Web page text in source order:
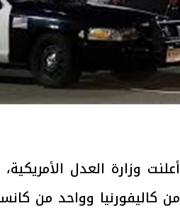
أعلنت وزارة العدل
من كاليفورنيا وواحد من